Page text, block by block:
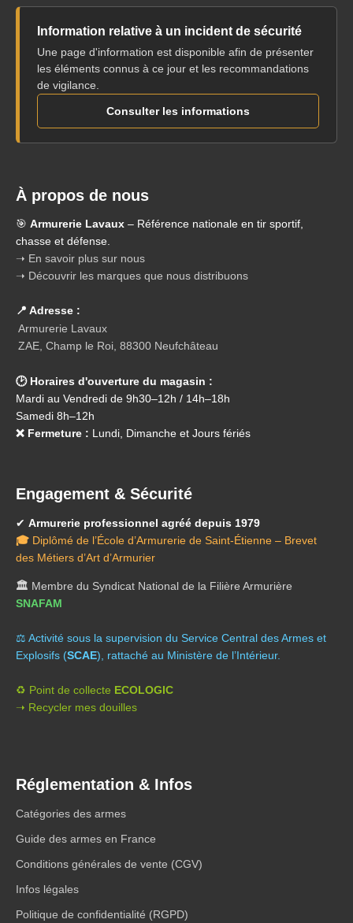
Information relative à un incident de sécurité
Une page d'information est disponible afin de présenter
les éléments connus à ce jour et les recommandations
de vigilance.
Consulter les informations
À propos de nous
🎯 Armurerie Lavaux – Référence nationale en tir sportif,
chasse et défense.
➝ En savoir plus sur nous
➝ Découvrir les marques que nous distribuons
📍 Adresse :
Armurerie Lavaux
ZAE, Champ le Roi, 88300 Neufchâteau
🕑 Horaires d'ouverture du magasin :
Mardi au Vendredi de 9h30–12h / 14h–18h
Samedi 8h–12h
❌ Fermeture : Lundi, Dimanche et Jours fériés
Engagement & Sécurité
✔ Armurerie professionnel agréé depuis 1979
🎓 Diplômé de l’École d’Armurerie de Saint-Étienne – Brevet
des Métiers d’Art d’Armurier
🏛️ Membre du Syndicat National de la Filière Armurière
SNAFAM
⚖️ Activité sous la supervision du Service Central des Armes et
Explosifs (SCAE), rattaché au Ministère de l’Intérieur.
♻️ Point de collecte ECOLOGIC
➝ Recycler mes douilles
Réglementation & Infos
Catégories des armes
Guide des armes en France
Conditions générales de vente (CGV)
Infos légales
Politique de confidentialité (RGPD)